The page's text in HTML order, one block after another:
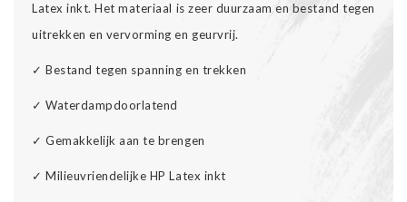
Latex inkt. Het materiaal is zeer duurzaam en bestand tegen
uitrekken en vervorming en geurvrij.
✓ Bestand tegen spanning en trekken
✓ Waterdampdoorlatend
✓ Gemakkelijk aan te brengen
✓ Milieuvriendelijke HP Latex inkt